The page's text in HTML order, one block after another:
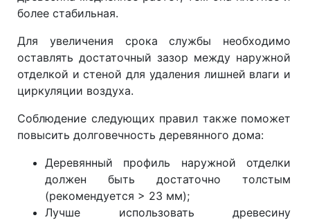
более стабильная.
Для увеличения срока службы необходимо
оставлять достаточный зазор между наружной
отделкой и стеной для удаления лишней влаги и
циркуляции воздуха.
Соблюдение следующих правил также поможет
повысить долговечность деревянного дома:
Деревянный профиль наружной отделки
должен быть достаточно толстым
(рекомендуется > 23 мм);
Лучше использовать древесину